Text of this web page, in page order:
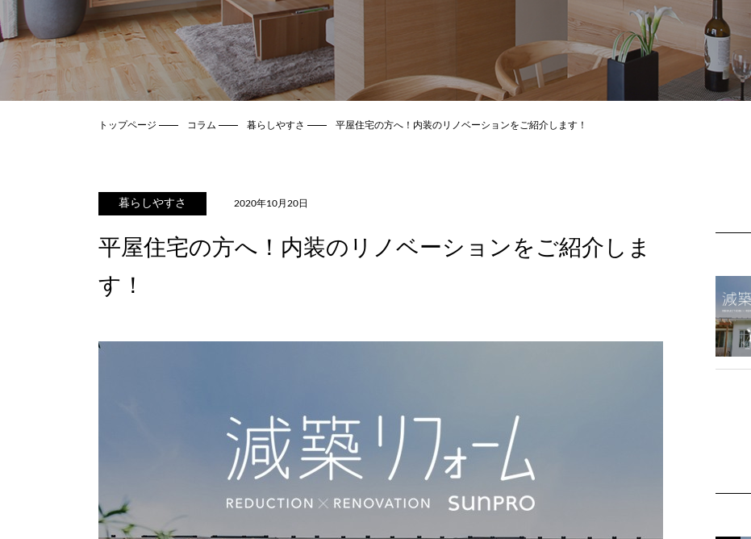
トップページ コラム 暮らしやすさ 平屋住宅の方へ！内装のリノベーションをご紹介します！
暮らしやすさ 2020年10月20日
平屋住宅の方へ！内装のリノベーションをご紹介しま
す！